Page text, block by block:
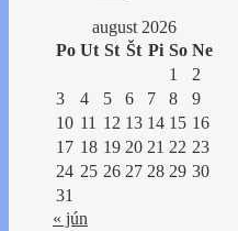
august 2026
Po Ut St Št Pi So Ne
1
2
3
4 5 6 7 8
9
10 11 12 13 14 15 16
17 18 19 20 21 22 23
24 25 26 27 28 29 30
31
« jún